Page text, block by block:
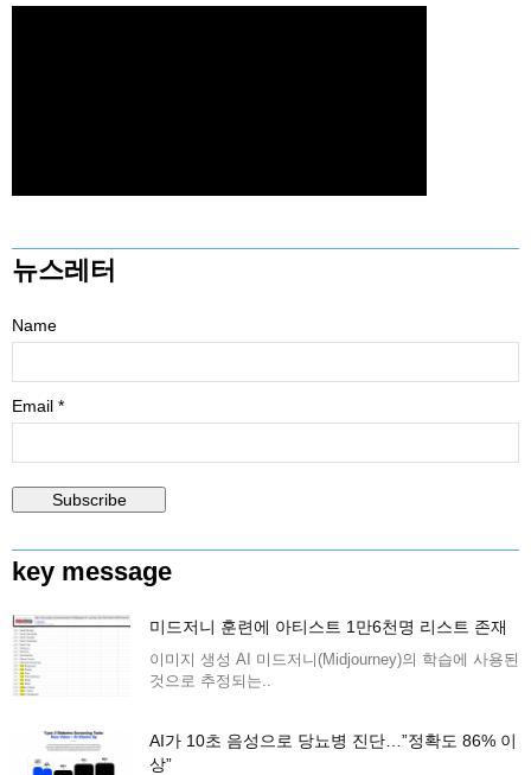
뉴스레터
Name
Email *
key message
미드저니 훈련에 아티스트 1만6천명 리스트 존재
이미지 생성 AI 미드저니(Midjourney)의 학습에 사용된
것으로 추정되는..
AI가 10초 음성으로 당뇨병 진단…”정확도 86% 이
상”